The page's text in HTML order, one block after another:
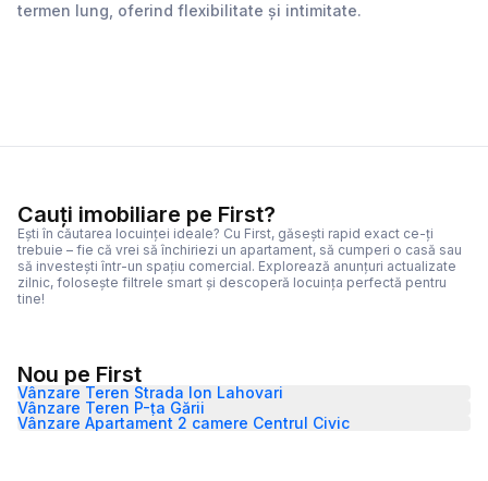
termen lung, oferind flexibilitate și intimitate.
Cauți imobiliare pe First?
Ești în căutarea locuinței ideale? Cu First, găsești rapid exact ce-ți
trebuie – fie că vrei să închiriezi un apartament, să cumperi o casă sau
să investești într-un spațiu comercial. Explorează anunțuri actualizate
zilnic, folosește filtrele smart și descoperă locuința perfectă pentru
tine!
Nou pe First
Vânzare Teren Strada Ion Lahovari
Vânzare Teren P-ța Gării
Vânzare Apartament 2 camere Centrul Civic